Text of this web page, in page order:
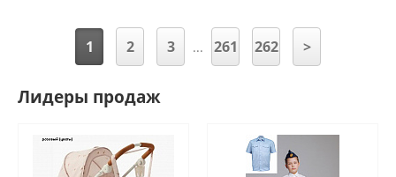
1 2 3 ... 261 262 >
Лидеры продаж